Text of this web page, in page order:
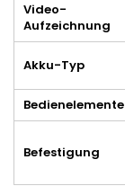
Video-
Aufzeichnung
Akku-Typ
Bedienelemente
Befestigung